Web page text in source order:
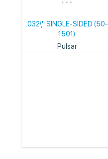
.032\" SINGLE-SIDED (50-
1501)
Pulsar